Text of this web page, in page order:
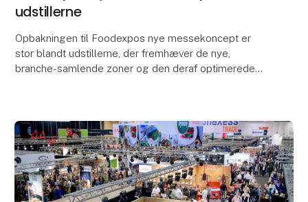
udstillerne
Opbakningen til Foodexpos nye messekoncept er
stor blandt udstillerne, der fremhæver de nye,
branche-samlende zoner og den deraf optimerede